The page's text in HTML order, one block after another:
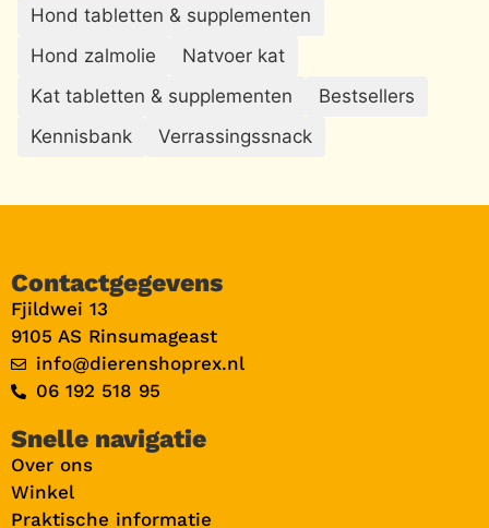
Hond tabletten & supplementen
Hond zalmolie
Natvoer kat
Kat tabletten & supplementen
Bestsellers
Kennisbank
Verrassingssnack
Contactgegevens
Fjildwei 13
9105 AS Rinsumageast
info@dierenshoprex.nl
06 192 518 95
Snelle navigatie
Over ons
Winkel
Praktische informatie